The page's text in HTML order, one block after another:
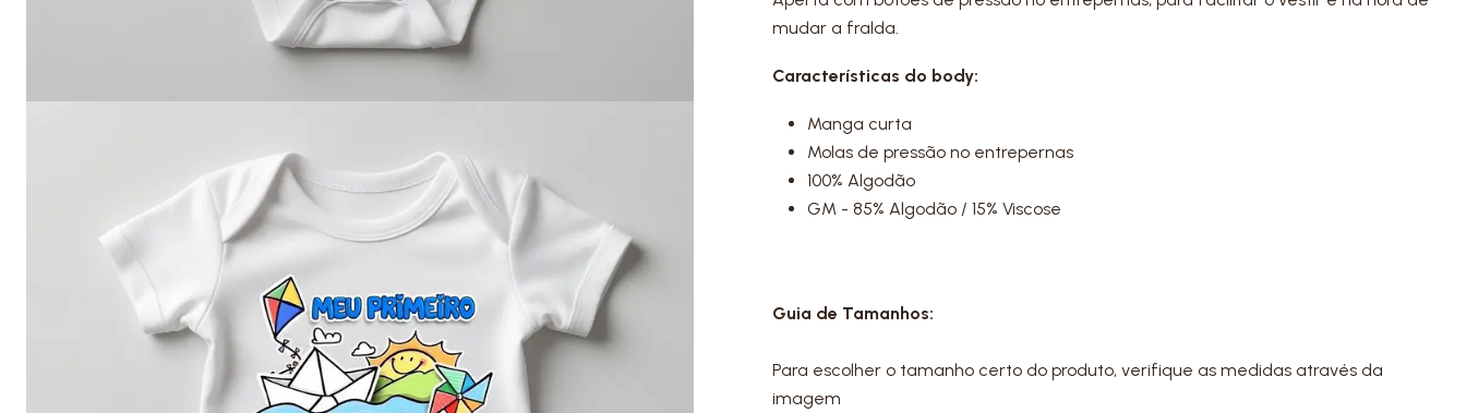
mudar a fralda.
Características do body:
Manga curta
Molas de pressão no entrepernas
100% Algodão
GM - 85% Algodão / 15% Viscose
Guia de Tamanhos:
Para escolher o tamanho certo do produto, verifique as medidas através da
imagem